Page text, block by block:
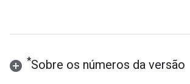
*Sobre os números da versão